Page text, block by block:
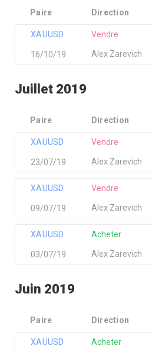
Paire Direction
XAUUSD
Alex Zarevich
Vendre
16/10/19
Juillet 2019
Paire Direction
XAUUSD
Alex Zarevich
Vendre
23/07/19
XAUUSD
Alex Zarevich
Vendre
09/07/19
XAUUSD
Alex Zarevich
Acheter
03/07/19
Juin 2019
Paire Direction
XAUUSD Acheter